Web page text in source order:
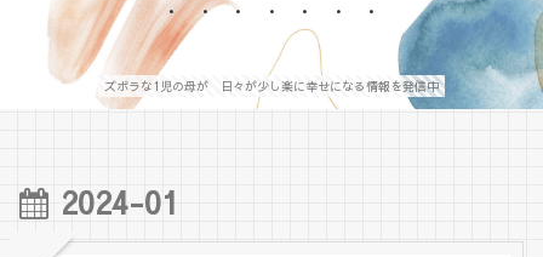
ズボラな1児の母が 日々が少し楽に幸せになる情報を発信中
2024-01